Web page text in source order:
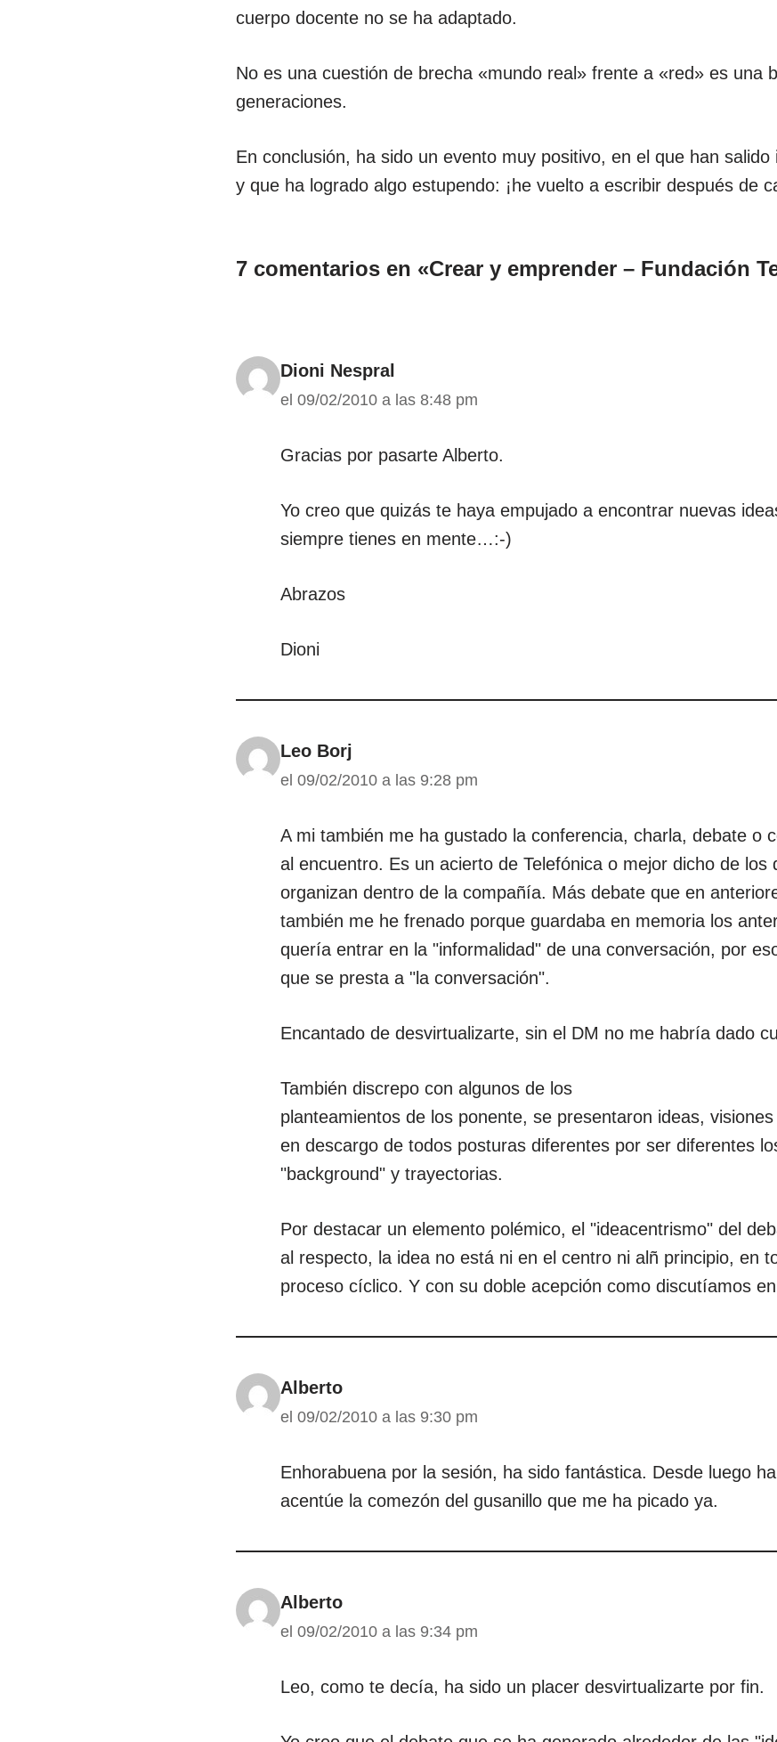
cuerpo docente no se ha adaptado.
No es una cuestión de brecha «mundo real» frente a «red» es una
generaciones.
En conclusión, ha sido un evento muy positivo, en el que han
y que ha logrado algo estupendo: ¡he vuelto a escribir después de
7 comentarios en «Crear y emprender – Fundación
Dioni Nespral
el 09/02/2010 a las 8:48 pm
Gracias por pasarte Alberto.
Yo creo que quizás te haya empujado a encontrar nuevas
siempre tienes en mente…:-)
Abrazos
Dioni
Leo Borj
el 09/02/2010 a las 9:28 pm
A mi también me ha gustado la conferencia, charla, debate o
al encuentro. Es un acierto de Telefónica o mejor dicho de los
organizan dentro de la compañía. Más debate que en
también me he frenado porque guardaba en memoria los
quería entrar en la "informalidad" de una conversación, por
que se presta a "la conversación".
Encantado de desvirtualizarte, sin el DM no me habría dado
También discrepo con algunos de los
planteamientos de los ponente, se presentaron ideas,
en descargo de todos posturas diferentes por ser diferentes
"background" y trayectorias.
Por destacar un elemento polémico, el "ideacentrismo" del
al respecto, la idea no está ni en el centro ni alñ principio, en
proceso cíclico. Y con su doble acepción como discutíamos
Alberto
el 09/02/2010 a las 9:30 pm
Enhorabuena por la sesión, ha sido fantástica. Desde luego
acentúe la comezón del gusanillo que me ha picado ya.
Alberto
el 09/02/2010 a las 9:34 pm
Leo, como te decía, ha sido un placer desvirtualizarte por fin.